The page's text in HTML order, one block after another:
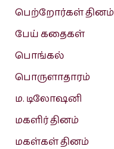
பெற்றோர்கள் தினம்
பேய் கதைகள்
பொங்கல்
பொருளாதாரம்
ம. டிலோஷனி
மகளிர் தினம்
மகள்கள் தினம்